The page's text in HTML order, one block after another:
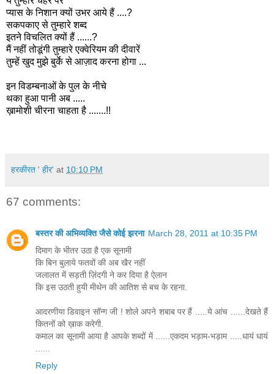
प्यास के निशान क्यों उभर आये हैं ....?
सकपकाए से तुम्हारे शब्द
इतने विचलित क्यों हैं ......?
मैं नहीं तोडूंगी तुम्हारे एक्वेरियम की दीवारें
तुम्हें खुद मुझे बुर्के से आज़ाद करना होगा ...
इन विडम्बनाओं के पुल के नीचे
थका हुआ पानी अब .....
ख़ामोशी चीरना चाहता है .......!!
हरकीरत ' हीर' at 10:10 PM
67 comments:
बस्तर की अभिव्यक्ति जैसे कोई झरना March 28, 2011 at 10:35 PM
दिमाग के भीतर उठा है एक सूनामी
कि बिन बुलाये फतवों की अब खैर नहीं
जलालत में सड़ती ज़िंदगी ने कर दिया है ऐलान
कि इस उठती हुयी मीथेन की आतिश से बच के रहना.
आदरणीया डिवाइन सॉन्ग जी ! शोले अपने शबाब पर हैं .....ये आंच ......देखते हैं
कितनों को ख़ाक करेगी.
कमाल का सूनामी आया है आपके शब्दों में ......एकदम भड़ाम-भड़ाम .....धायं धायं
Reply